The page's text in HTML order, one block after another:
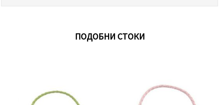
ПОДОБНИ СТОКИ